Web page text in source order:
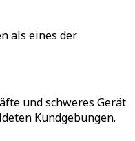
als eines der
und schweres Gerät
Kundgebungen.